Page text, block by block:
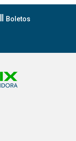
Boletos